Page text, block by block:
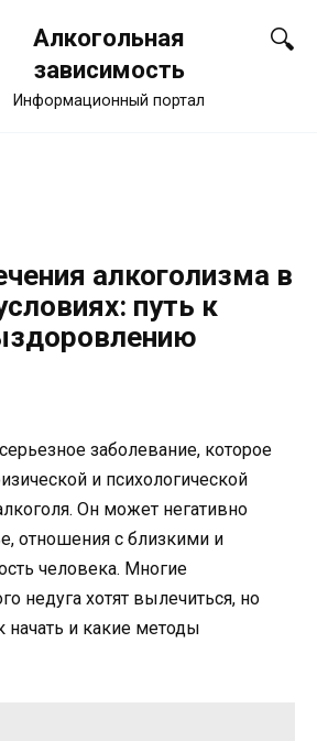
Алкогольная
зависимость
Информационный портал
алкоголизма в
путь к
заболевание, которое
и психологической
Он может негативно
отношения с близкими и
человека. Многие
недуга хотят вылечиться, но
начать и какие методы